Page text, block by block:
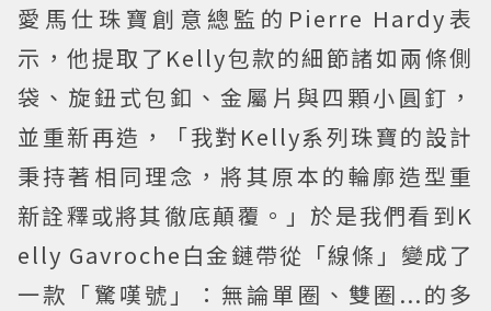
愛馬仕珠寶創意總監的Pierre Hardy表
示，他提取了Kelly包款的細節諸如兩條側
袋、旋鈕式包釦、金屬片與四顆小圓釘，
並重新再造，「我對Kelly系列珠寶的設計
秉持著相同理念，將其原本的輪廓造型重
新詮釋或將其徹底顛覆。」於是我們看到K
elly Gavroche白金鏈帶從「線條」變成了
一款「驚嘆號」：無論單圈、雙圈...的多